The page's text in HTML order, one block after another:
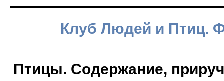
Клуб Людей и Птиц.
Птицы. Содержание,